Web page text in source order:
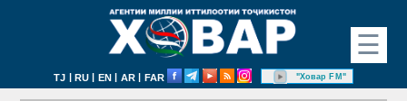
☰
TJ | RU | EN | AR | FAR "Ховар FM"